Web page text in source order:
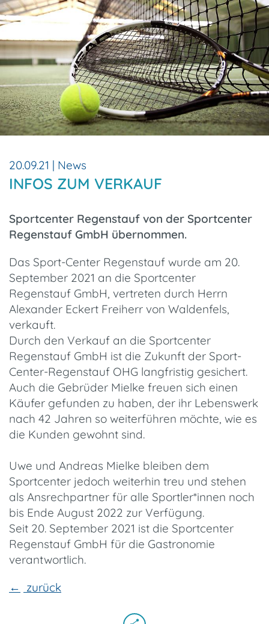
20.09.21 | News
INFOS ZUM VERKAUF
Sportcenter Regenstauf von der Sportcenter
Regenstauf GmbH übernommen.
Das Sport-Center Regenstauf wurde am 20.
September 2021 an die Sportcenter
Regenstauf GmbH, vertreten durch Herrn
Alexander Eckert Freiherr von Waldenfels,
verkauft.
Durch den Verkauf an die Sportcenter
Regenstauf GmbH ist die Zukunft der Sport-
Center-Regenstauf OHG langfristig gesichert.
Auch die Gebrüder Mielke freuen sich einen
Käufer gefunden zu haben, der ihr Lebenswerk
nach 42 Jahren so weiterführen möchte, wie es
die Kunden gewohnt sind.
Uwe und Andreas Mielke bleiben dem
Sportcenter jedoch weiterhin treu und stehen
als Ansrechpartner für alle Sportler*innen noch
bis Ende August 2022 zur Verfügung.
Seit 20. September 2021 ist die Sportcenter
Regenstauf GmbH für die Gastronomie
verantwortlich.
zurück